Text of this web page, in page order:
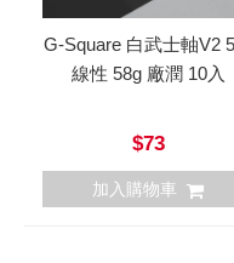
G-Square 白武士軸V2
線性 58g 廠潤 10入
$73
加入購物車